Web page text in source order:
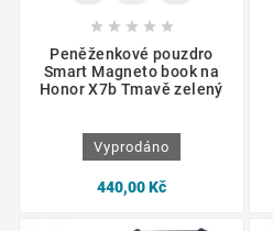
    
Peněženkové pouzdro
Smart Magneto book na
Honor X7b Tmavě zelený
Vyprodáno
440,00 Kč